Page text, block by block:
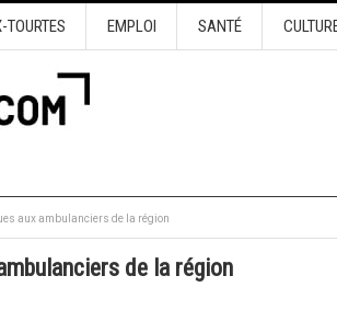
TOURTES EMPLOI SANTÉ
aux ambulanciers de la région
de la région